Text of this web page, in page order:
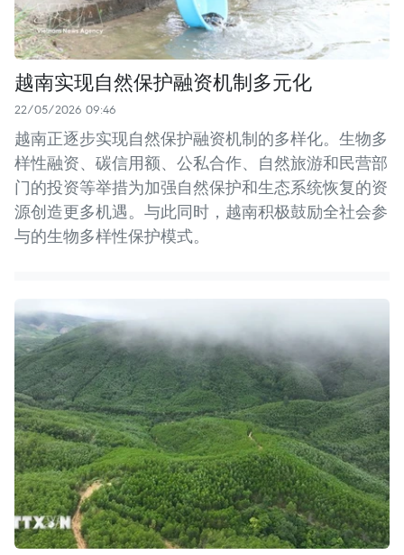
越南实现自然保护融资机制多元化
22/05/2026 09:46
越南正逐步实现自然保护融资机制的多样化。生物多
样性融资、碳信用额、公私合作、自然旅游和民营部
门的投资等举措为加强自然保护和生态系统恢复的资
源创造更多机遇。与此同时，越南积极鼓励全社会参
与的生物多样性保护模式。